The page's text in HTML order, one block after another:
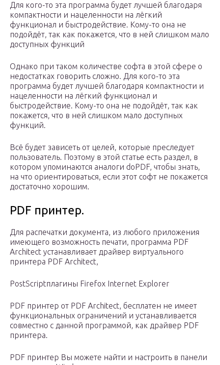
Для кого-то эта программа будет лучшей благодаря
компактности и нацеленности на лёгкий
функционал и быстродействие. Кому-то она не
подойдёт, так как покажется, что в ней слишком мало
доступных функций
Однако при таком количестве софта в этой сфере о
недостатках говорить сложно. Для кого-то эта
программа будет лучшей благодаря компактности и
нацеленности на лёгкий функционал и
быстродействие. Кому-то она не подойдёт, так как
покажется, что в ней слишком мало доступных
функций.
Всё будет зависеть от целей, которые преследует
пользователь. Поэтому в этой статье есть раздел, в
котором упоминаются аналоги doPDF, чтобы знать,
на что ориентироваться, если этот софт не покажется
достаточно хорошим.
PDF принтер.
Для распечатки документа, из любого приложения
имеющего возможность печати, программа PDF
Architect устанавливает драйвер виртуального
принтера PDF Architect,
PostScriptплагины Firefox Internet Explorer
PDF принтер от PDF Architect, бесплатен не имеет
функциональных ограничений и устанавливается
совместно с данной программой, как драйвер PDF
принтера.
PDF принтер Вы можете найти и настроить в панели